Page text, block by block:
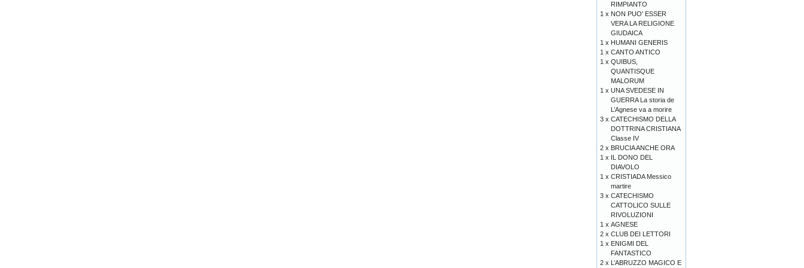
RIMPIANTO
1 x NON PUO' ESSER
VERA LA RELIGIONE
GIUDAICA
1 x HUMANI GENERIS
1 x CANTO ANTICO
1 x QUIBUS,
QUANTISQUE
MALORUM
1 x UNA SVEDESE IN
GUERRA La storia de
L’Agnese va a morire
3 x CATECHISMO DELLA
DOTTRINA CRISTIANA
Classe IV
2 x BRUCIA ANCHE ORA
1 x IL DONO DEL
DIAVOLO
1 x CRISTIADA Messico
martire
3 x CATECHISMO
CATTOLICO SULLE
RIVOLUZIONI
1 x AGNESE
2 x CLUB DEI LETTORI
1 x ENIGMI DEL
FANTASTICO
2 x L’ABRUZZO MAGICO E